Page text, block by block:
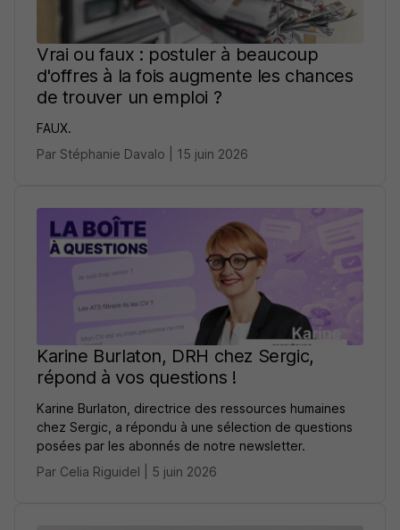
Vrai ou faux : postuler à beaucoup
d'offres à la fois augmente les chances
de trouver un emploi ?
FAUX.
Par Stéphanie Davalo | 15 juin 2026
Karine Burlaton, DRH chez Sergic,
répond à vos questions !
Karine Burlaton, directrice des ressources humaines
chez Sergic, a répondu à une sélection de questions
posées par les abonnés de notre newsletter.
Par Celia Riguidel | 5 juin 2026